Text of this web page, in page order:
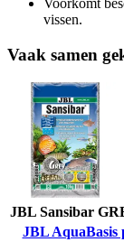
Voorkomt
vissen.
Vaak samen
JBL Sansibar
JBL AquaBasis